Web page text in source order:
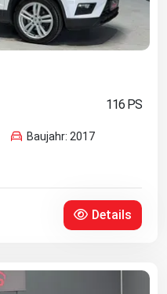
116 PS
Baujahr: 2017
Details